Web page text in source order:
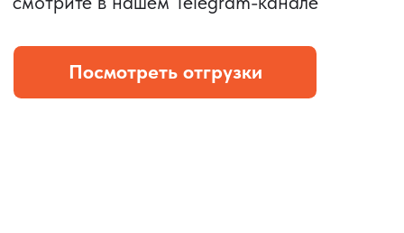
КОНТРОЛЬ КАЧЕСТВА
Проверка по ТЗ включает: